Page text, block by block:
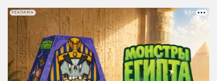
РЕКЛАМА